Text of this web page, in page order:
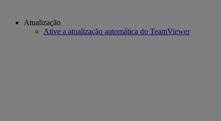
Atualização
Ative a atualização automática do TeamViewer